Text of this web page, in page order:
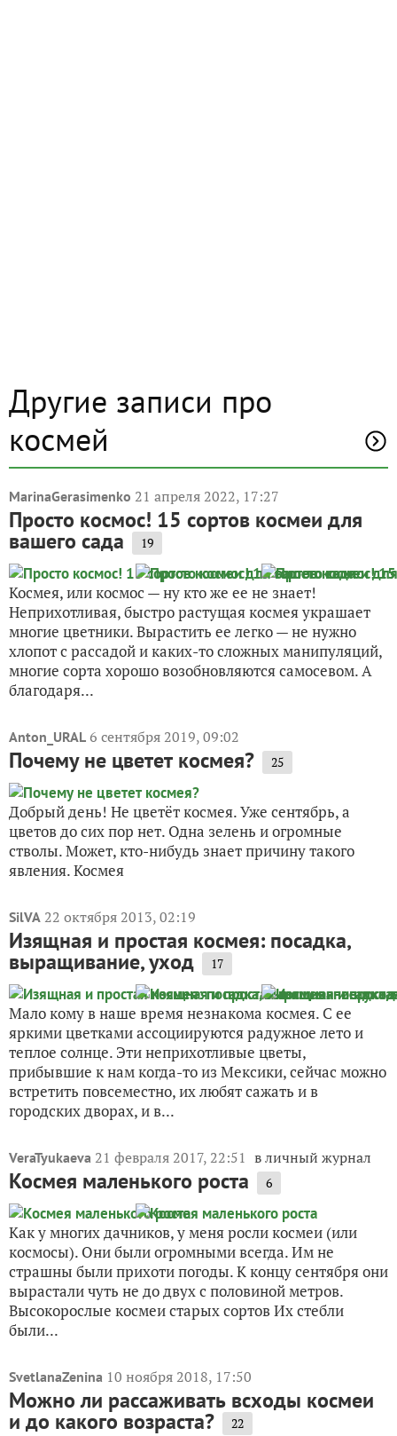
Другие записи про
космей
MarinaGerasimenko 21 апреля 2022, 17:27
Просто космос! 15 сортов космеи для
вашего сада 19
Космея, или космос — ну кто же ее не знает!
Неприхотливая, быстро растущая космея украшает
многие цветники. Вырастить ее легко — не нужно
хлопот с рассадой и каких-то сложных манипуляций,
многие сорта хорошо возобновляются самосевом. А
благодаря...
Anton_URAL 6 сентября 2019, 09:02
Почему не цветет космея? 25
Добрый день! Не цветёт космея. Уже сентябрь, а
цветов до сих пор нет. Одна зелень и огромные
стволы. Может, кто-нибудь знает причину такого
явления. Космея
SilVA 22 октября 2013, 02:19
Изящная и простая космея: посадка,
выращивание, уход 17
Мало кому в наше время незнакома космея. С ее
яркими цветками ассоциируются радужное лето и
теплое солнце. Эти неприхотливые цветы,
прибывшие к нам когда-то из Мексики, сейчас можно
встретить повсеместно, их любят сажать и в
городских дворах, и в...
VeraTyukaeva 21 февраля 2017, 22:51 в личный журнал
Космея маленького роста 6
Как у многих дачников, у меня росли космеи (или
космосы). Они были огромными всегда. Им не
страшны были прихоти погоды. К концу сентября они
вырастали чуть не до двух с половиной метров.
Высокорослые космеи старых сортов Их стебли
были...
SvetlanaZenina 10 ноября 2018, 17:50
Можно ли рассаживать всходы космеи
и до какого возраста? 22